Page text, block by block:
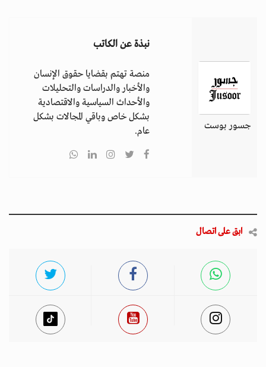
جسور بوست
نبذة عن الكاتب
منصة تهتم بقضايا حقوق الإنسان
والأخبار والدراسات والتحليلات
والأحداث السياسية والاقتصادية
بشكل خاص وباقي المجالات بشكل
عام.
ابق على اتصال